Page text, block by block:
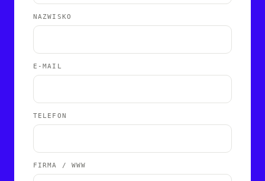
NAZWISKO
E-MAIL
TELEFON
FIRMA / WWW